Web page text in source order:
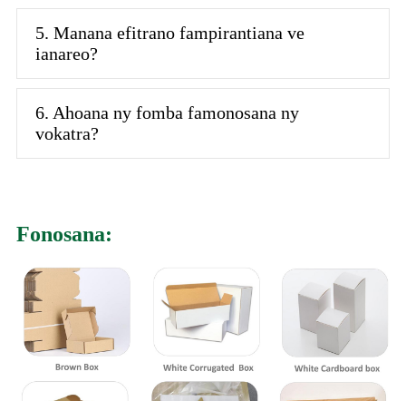
5. Manana efitrano fampirantiana ve
ianareo?
6. Ahoana ny fomba famonosana ny
vokatra?
Fonosana: